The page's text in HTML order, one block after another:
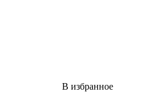
В избранное